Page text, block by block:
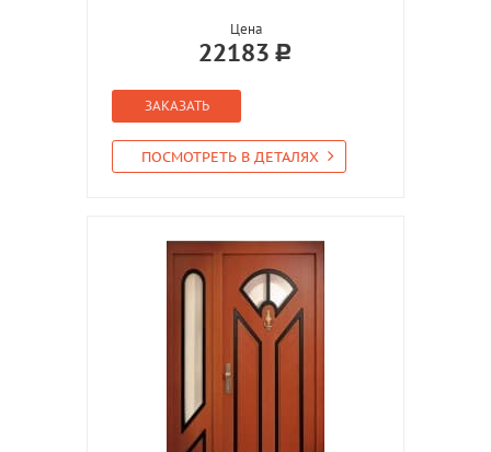
Цена
22183
ЗАКАЗАТЬ
ПОСМОТРЕТЬ В ДЕТАЛЯХ